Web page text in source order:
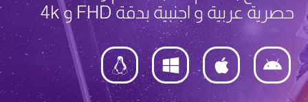
حصرية عربية و اجنبية بدقة FHD و 4k